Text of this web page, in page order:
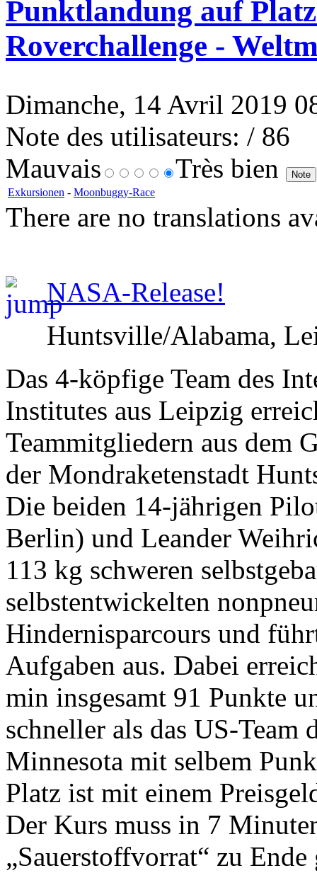
Punktlandung auf
Roverchallenge -
Dimanche, 14 Avril 2019
Note des utilisateurs: / 86
Mauvais
Très bien
Exkursionen - Moonbuggy-Race
There are no translations
NASA-Release!
Huntsville/Alabama,
Das 4-köpfige Team des
Institutes aus Leipzig
Teammitgliedern aus dem
der Mondraketenstadt
Die beiden 14-jährigen
Berlin) und Leander
113 kg schweren
selbstentwickelten
Hindernisparcours und
Aufgaben aus. Dabei
min insgesamt 91 Punkte
schneller als das US-Team
Minnesota mit selbem
Platz ist mit einem
Der Kurs muss in 7
„Sauerstoffvorrat“ zu Ende